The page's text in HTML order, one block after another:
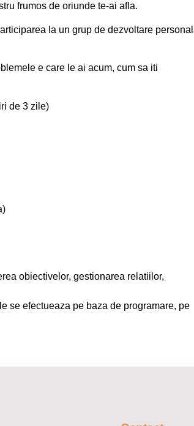
frumos de oriunde te-ai afla.
la un grup de dezvoltare
e care le ai acum, cum sa iti
de 3 zile)
obiectivelor, gestionarea relatiilor,
se efectueaza pe baza de programare, pe